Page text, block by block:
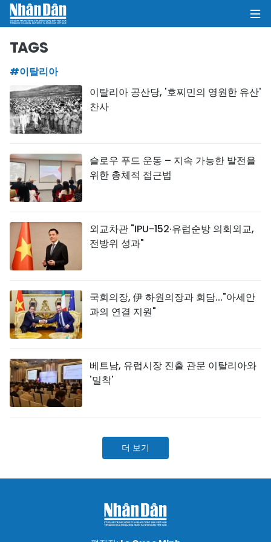
정치
비즈니스
환경
과학기술
세계
인포그래픽
회사 소개
TAGS
#이탈리아
이탈리아 공산당, '호찌민의 영원한 유산'
찬사
슬로우 푸드 운동 – 지속 가능한 발전을
위한 총체적 접근법
외교차관 "IPU-152·유럽순방 의회외교,
전방위 성과"
국회의장, 伊 하원의장과 회담..."아세안
과의 연결 지원"
베트남, 유럽시장 진출 관문 이탈리아와
'밀착'
더 보기